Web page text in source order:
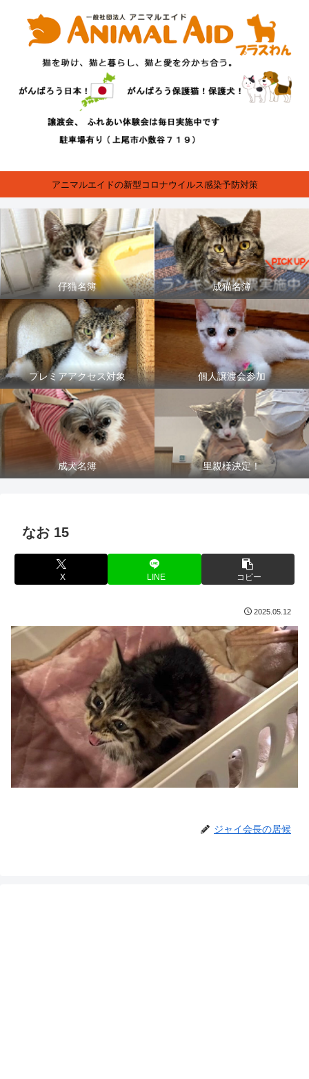
アニマルエイドの新型コロナウイルス感染予防対策
仔猫名簿 成猫名簿
プレミアアクセス対象 個人譲渡会参加
成犬名簿 里親様決定！
なお 15
X LINE コピー
2025.05.12
ジャイ会長の居候